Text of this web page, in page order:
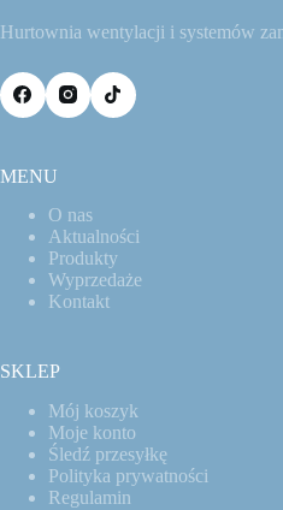
Hurtownia wentylacji i systemów
MENU
O nas
Aktualności
Produkty
Wyprzedaże
Kontakt
SKLEP
Mój koszyk
Moje konto
Śledź przesyłkę
Polityka prywatności
Regulamin